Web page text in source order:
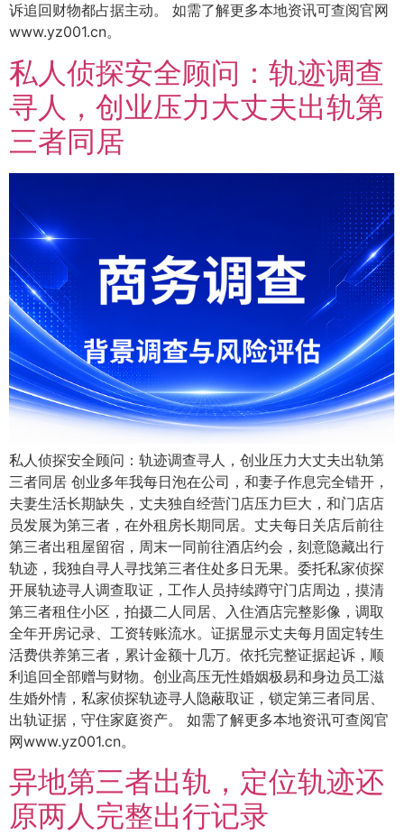
诉追回财物都占据主动。 如需了解更多本地资讯可查阅官网
www.yz001.cn。
私人侦探安全顾问：轨迹调查
寻人，创业压力大丈夫出轨第
三者同居
私人侦探安全顾问：轨迹调查寻人，创业压力大丈夫出轨第
三者同居 创业多年我每日泡在公司，和妻子作息完全错开，
夫妻生活长期缺失，丈夫独自经营门店压力巨大，和门店店
员发展为第三者，在外租房长期同居。丈夫每日关店后前往
第三者出租屋留宿，周末一同前往酒店约会，刻意隐藏出行
轨迹，我独自寻人寻找第三者住处多日无果。委托私家侦探
开展轨迹寻人调查取证，工作人员持续蹲守门店周边，摸清
第三者租住小区，拍摄二人同居、入住酒店完整影像，调取
全年开房记录、工资转账流水。证据显示丈夫每月固定转生
活费供养第三者，累计金额十几万。依托完整证据起诉，顺
利追回全部赠与财物。创业高压无性婚姻极易和身边员工滋
生婚外情，私家侦探轨迹寻人隐蔽取证，锁定第三者同居、
出轨证据，守住家庭资产。 如需了解更多本地资讯可查阅官
网www.yz001.cn。
异地第三者出轨，定位轨迹还
原两人完整出行记录